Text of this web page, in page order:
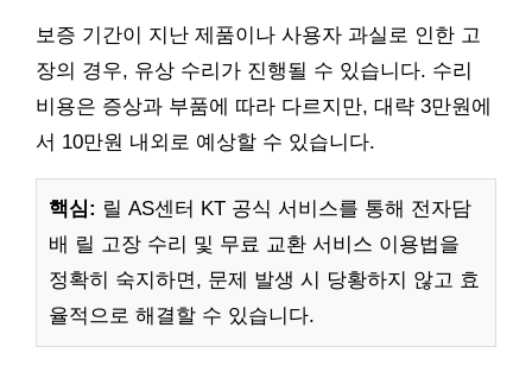
보증 기간이 지난 제품이나 사용자 과실로 인한 고
장의 경우, 유상 수리가 진행될 수 있습니다. 수리
비용은 증상과 부품에 따라 다르지만, 대략 3만원에
서 10만원 내외로 예상할 수 있습니다.
핵심: 릴 AS센터 KT 공식 서비스를 통해 전자담
배 릴 고장 수리 및 무료 교환 서비스 이용법을
정확히 숙지하면, 문제 발생 시 당황하지 않고 효
율적으로 해결할 수 있습니다.